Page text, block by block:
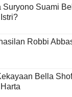
Suryono Suami
Robbi
Bella